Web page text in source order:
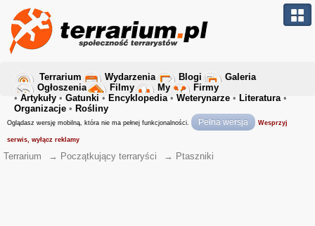
Terrarium Wydarzenia Blogi
Galeria
Ogłoszenia
Filmy My
Firmy
• Artykuły • Gatunki • Encyklopedia• Weterynarze • Literatura•
Organizacje • Rośliny
Oglądasz wersję mobilną, która nie ma pełnej funkcjonalności. Pełna wersja Wesprzyj
serwis, wyłącz reklamy
Terrarium → Początkujący terraryści → Ptaszniki